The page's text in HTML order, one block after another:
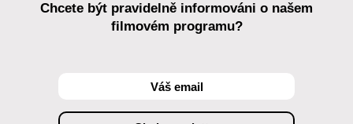
Chcete být pravidelně informováni o našem
filmovém programu?